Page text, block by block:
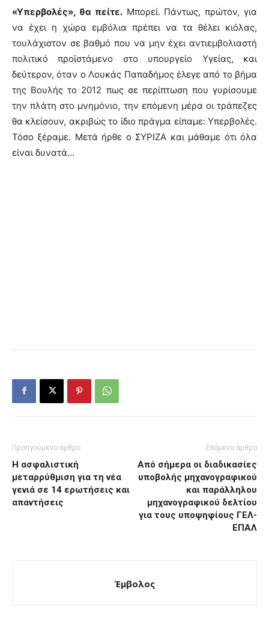
«Υπερβολές», θα πείτε.Μπορεί. Πάντως, πρώτον, για
να έχει η χώρα εμβόλια πρέπει να τα θέλει κιόλας,
τουλάχιστον σε βαθμό που να μην έχει αντιεμβολιαστή
πολιτικό προϊστάμενο στο υπουργείο Υγείας, και
δεύτερον, όταν ο Λουκάς Παπαδήμος έλεγε από το βήμα
της Βουλής το 2012 πως σε περίπτωση που γυρίσουμε
την πλάτη στο μνημόνιο, την επόμενη μέρα οι τράπεζες
θα κλείσουν, ακριβώς το ίδιο πράγμα είπαμε: Υπερβολές.
Τόσο ξέραμε. Μετά ήρθε ο ΣΥΡΙΖΑ και μάθαμε ότι όλα
είναι δυνατά…
Προηγούμενο άρθρο
Η ασφαλιστική
μεταρρύθμιση για τη νέα
γενιά σε 14 ερωτήσεις και
απαντήσεις
Επόμενο άρθρο
Από σήμερα οι διαδικασίες
υποβολής μηχανογραφικού
και παράλληλου
μηχανογραφικού δελτίου
για τους υποψηφίους ΓΕΛ-
ΕΠΑΛ
Έμβολος